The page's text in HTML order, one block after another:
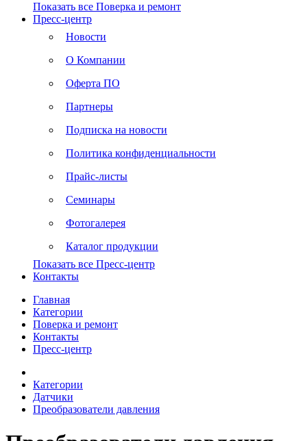
Показать все Поверка и ремонт
Пресс-центр
Новости
О Компании
Оферта ПО
Партнеры
Подписка на новости
Политика конфиденциальности
Прайс-листы
Семинары
Фотогалерея
Каталог продукции
Показать все Пресс-центр
Контакты
Главная
Категории
Поверка и ремонт
Контакты
Пресс-центр
Категории
Датчики
Преобразователи давления